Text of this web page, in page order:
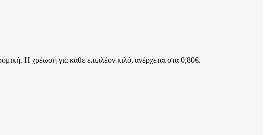
Η χρέωση για κάθε επιπλέον κιλό, ανέρχεται στα 0,80€.